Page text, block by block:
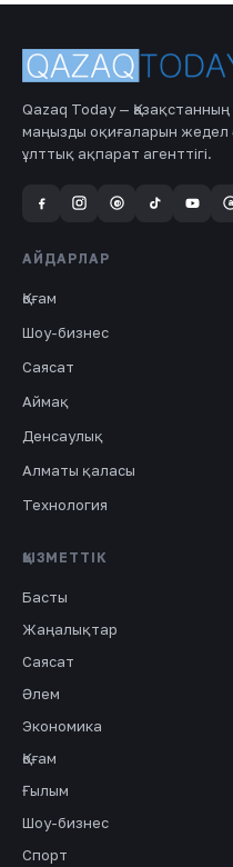
Qazaq Today —
маңызды оқиғаларын жедел
ұлттық ақпарат агенттігі.
@ a
АЙДАРЛАР
Қоғам
Шоу-бизнес
Саясат
Аймақ
Денсаулық
Алматы қаласы
Технология
ҚЫЗМЕТТІК
Басты
Жаңалықтар
Саясат
Әлем
Экономика
Қоғам
Ғылым
Шоу-бизнес
Спорт